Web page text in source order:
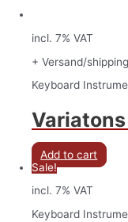
incl. 7% VAT
+ Versand/
Keyboard
Add to cart
Sale!
incl. 7% VAT
Keyboard